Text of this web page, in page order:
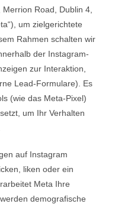
Road, Dublin 4,
um zielgerichtete
Rahmen schalten wir
der Instagram-
zur Interaktion,
Lead-Formulare). Es
(wie das Meta-Pixel)
um Ihr Verhalten
auf Instagram
liken oder ein
Meta Ihre
demografische